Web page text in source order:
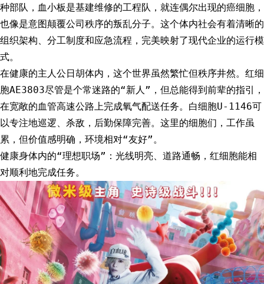
种部队，血小板是基建维修的工程队，就连偶尔出现的癌细胞，
也像是意图颠覆公司秩序的叛乱分子。这个体内社会有着清晰的
组织架构、分工制度和应急流程，完美映射了现代企业的运行模
式。
在健康的主人公日胡体内，这个世界虽然繁忙但秩序井然。红细
胞AE3803尽管是个常迷路的“新人”，但总能得到前辈的指引，
在宽敞的血管高速公路上完成氧气配送任务。白细胞U-1146可
以专注地巡逻、杀敌，后勤保障完善。这里的细胞们，工作虽
累，但价值感明确，环境相对“友好”。
健康身体内的“理想职场”：光线明亮、道路通畅，红细胞能相
对顺利地完成任务。